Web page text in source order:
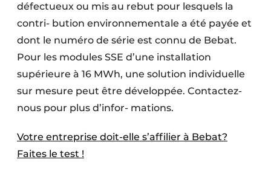
défectueux ou mis au rebut pour lesquels la
contri- bution environnementale a été payée et
dont le numéro de série est connu de Bebat.
Pour les modules SSE d’une installation
supérieure à 16 MWh, une solution individuelle
sur mesure peut être développée. Contactez-
nous pour plus d’infor- mations.
Votre entreprise doit-elle s’affilier à Bebat?
Faites le test !